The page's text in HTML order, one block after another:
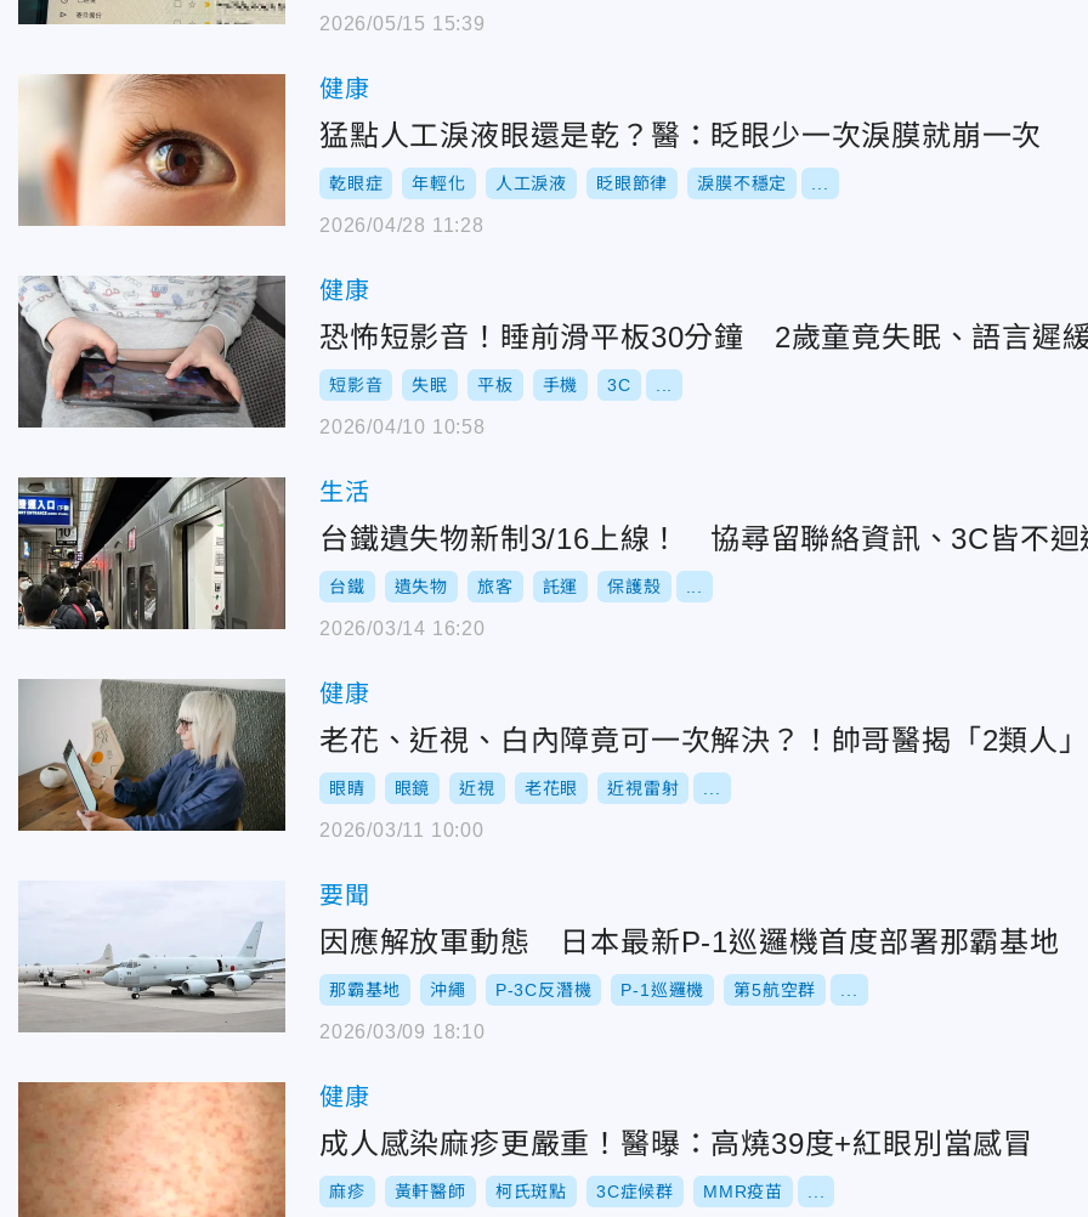
2026/05/15 15:39
健康
猛點人工淚液眼還是乾？醫：眨眼少一次淚膜就崩一次
乾眼症 年輕化 人工淚液 眨眼節律 淚膜不穩定
2026/04/28 11:28
健康
恐怖短影音！睡前滑平板30分鐘 2歲童竟失眠、語言遲
短影音 失眠 平板 手機 3C
2026/04/10 10:58
生活
台鐵遺失物新制3/16上線！ 協尋留聯絡資訊、3C皆不迴
台鐵 遺失物 旅客 託運 保護殼
2026/03/14 16:20
健康
老花、近視、白內障竟可一次解決？！帥哥醫揭「2類人
眼睛 眼鏡 近視 老花眼 近視雷射
2026/03/11 10:00
要聞
因應解放軍動態 日本最新P-1巡邏機首度部署那霸基地
那霸基地 沖繩 P-3C反潛機 P-1巡邏機 第5航空群
2026/03/09 18:10
健康
成人感染麻疹更嚴重！醫曝：高燒39度+紅眼別當感冒
麻疹 黃軒醫師 柯氏斑點 3C症候群 MMR疫苗